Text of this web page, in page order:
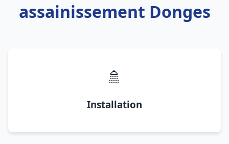
assainissement Donges
🚿
Installation